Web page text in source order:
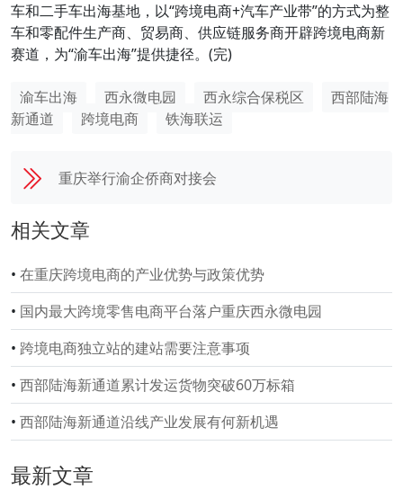
车和二手车出海基地，以“跨境电商+汽车产业带”的方式为整
车和零配件生产商、贸易商、供应链服务商开辟跨境电商新
赛道，为“渝车出海”提供捷径。(完)
渝车出海 西永微电园 西永综合保税区
西部陆海
新通道
跨境电商 铁海联运
重庆举行渝企侨商对接会
相关文章
• 在重庆跨境电商的产业优势与政策优势
• 国内最大跨境零售电商平台落户重庆西永微电园
• 跨境电商独立站的建站需要注意事项
• 西部陆海新通道累计发运货物突破60万标箱
• 西部陆海新通道沿线产业发展有何新机遇
最新文章